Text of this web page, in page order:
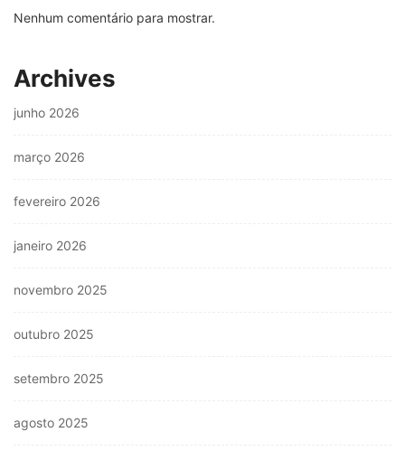
Nenhum comentário para mostrar.
Archives
junho 2026
março 2026
fevereiro 2026
janeiro 2026
novembro 2025
outubro 2025
setembro 2025
agosto 2025